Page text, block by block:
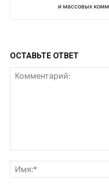
и массовых
ОСТАВЬТЕ ОТВЕТ